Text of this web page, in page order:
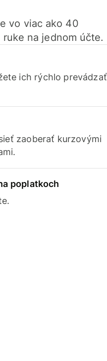
vo viac ako 40
na jednom účte.
ich rýchlo prevádzať
zaoberať kurzovými
poplatkoch